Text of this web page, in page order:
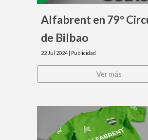
Alfabrent en 79º
de Bilbao
22 Jul 2024 | Publicidad
Ver más